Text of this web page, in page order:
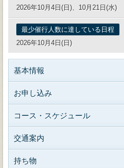
2026年10月4日(日)、10月21日(水)
最少催行人数に達している日程
2026年10月4日(日)
基本情報
お申し込み
コース・スケジュール
交通案内
持ち物